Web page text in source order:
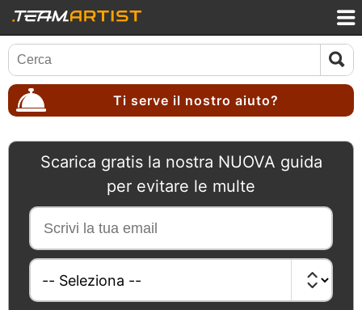
Ti serve il nostro aiuto?
Scarica gratis la nostra NUOVA guida
per evitare le multe